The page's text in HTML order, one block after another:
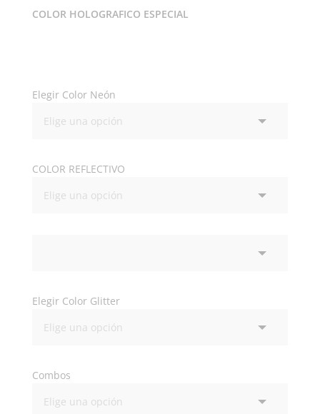
COLOR HOLOGRAFICO ESPECIAL
Elegir Color Neón
COLOR REFLECTIVO
Elegir Color Glitter
Combos